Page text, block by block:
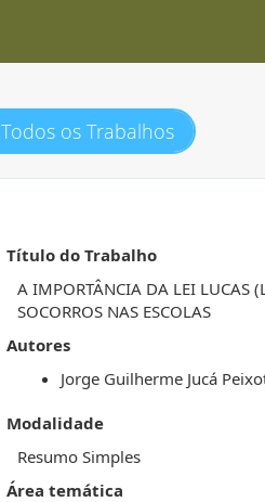
Todos os Trabalhos
Título do Trabalho
A IMPORTÂNCIA DA LEI LUCAS
SOCORROS NAS ESCOLAS
Autores
Jorge Guilherme Jucá
Modalidade
Resumo Simples
Área temática